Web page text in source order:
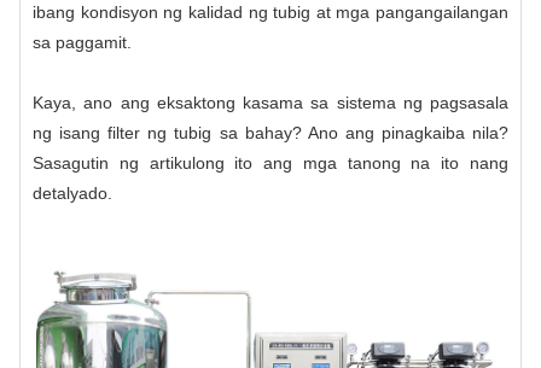
ibang kondisyon ng kalidad ng tubig at mga pangangailangan
sa paggamit.
Kaya, ano ang eksaktong kasama sa sistema ng pagsasala
ng isang filter ng tubig sa bahay? Ano ang pinagkaiba nila?
Sasagutin ng artikulong ito ang mga tanong na ito nang
detalyado.